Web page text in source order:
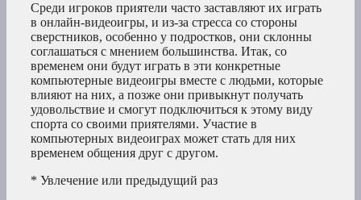
Среди игроков приятели часто заставляют их играть
в онлайн-видеоигры, и из-за стресса со стороны
сверстников, особенно у подростков, они склонны
соглашаться с мнением большинства. Итак, со
временем они будут играть в эти конкретные
компьютерные видеоигры вместе с людьми, которые
влияют на них, а позже они привыкнут получать
удовольствие и смогут подключиться к этому виду
спорта со своими приятелями. Участие в
компьютерных видеоиграх может стать для них
временем общения друг с другом.
* Увлечение или предыдущий раз